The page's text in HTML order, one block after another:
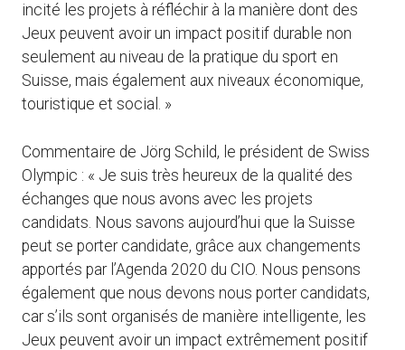
incité les projets à réfléchir à la manière dont des
Jeux peuvent avoir un impact positif durable non
seulement au niveau de la pratique du sport en
Suisse, mais également aux niveaux économique,
touristique et social. »
Commentaire de Jörg Schild, le président de Swiss
Olympic : « Je suis très heureux de la qualité des
échanges que nous avons avec les projets
candidats. Nous savons aujourd’hui que la Suisse
peut se porter candidate, grâce aux changements
apportés par l’Agenda 2020 du CIO. Nous pensons
également que nous devons nous porter candidats,
car s’ils sont organisés de manière intelligente, les
Jeux peuvent avoir un impact extrêmement positif